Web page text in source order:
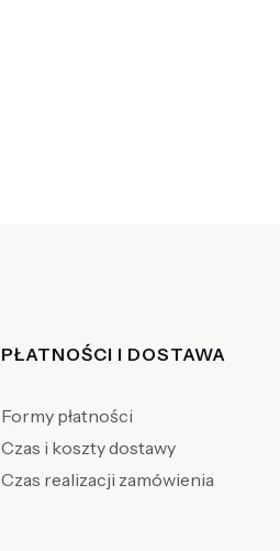
PŁATNOŚCI I DOSTAWA
Formy płatności
Czas i koszty dostawy
Czas realizacji zamówienia